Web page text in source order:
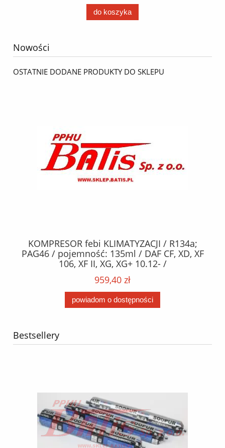
do koszyka
Nowości
OSTATNIE DODANE PRODUKTY DO SKLEPU
KOMPRESOR febi KLIMATYZACJI / R134a;
PAG46 / pojemność: 135ml / DAF CF, XD, XF
106, XF II, XG, XG+ 10.12- /
959,40 zł
powiadom o dostępności
Bestsellery